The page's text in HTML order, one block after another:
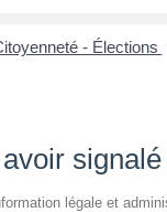
- Élections
légale et